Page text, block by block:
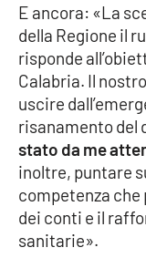
RUBRICHE
Good Morning
Parchi Marini
Leggendo
Imprese Di
Le perfidie di
E ancora: «La
della Regione il
risponde
Calabria. Il
uscire
risanamento del
stato da me
inoltre, puntare
competenza
dei conti e il
sanitarie».